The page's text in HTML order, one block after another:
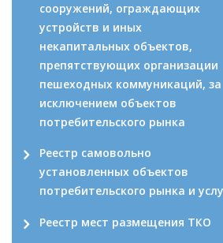
сооружений, ограждающих
устройств и иных
некапитальных объектов,
препятствующих организации
пешеходных коммуникаций, за
исключением объектов
потребительского рынка
Реестр самовольно
установленных объектов
потребительского рынка и
Реестр мест размещения ТКО